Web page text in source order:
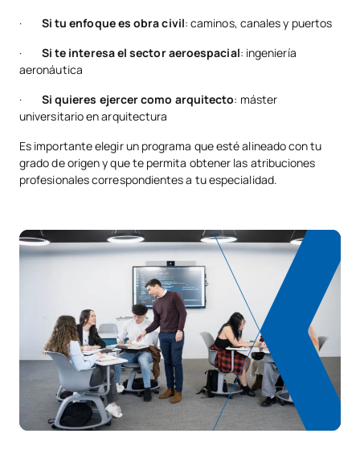
· Si tu enfoque es obra civil: caminos, canales y puertos
· Si te interesa el sector aeroespacial: ingeniería
aeronáutica
· Si quieres ejercer como arquitecto: máster
universitario en arquitectura
Es importante elegir un programa que esté alineado con tu
grado de origen y que te permita obtener las atribuciones
profesionales correspondientes a tu especialidad.